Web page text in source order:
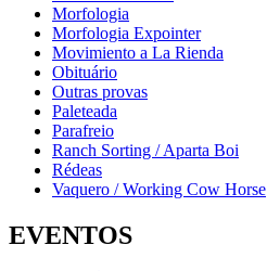
Morfologia
Morfologia Expointer
Movimiento a La Rienda
Obituário
Outras provas
Paleteada
Parafreio
Ranch Sorting / Aparta Boi
Rédeas
Vaquero / Working Cow Horse
EVENTOS